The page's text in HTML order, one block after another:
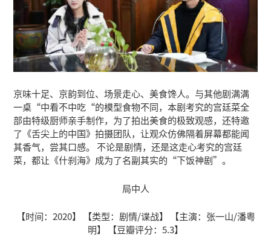
京味十足、京韵到位、场景走心、美食馋人。与其他剧满满
一桌“中看不中吃“的模型食物不同，本剧考究的宫廷菜全
部由特级厨师亲手制作，为了拍出美食的极致观感，还特邀
了《舌尖上的中国》拍摄团队，让观众仿佛隔着屏幕都能闻
其香气，尝其口感。 不论是剧情，还是这走心考究的宫廷
菜，都让《什刹海》成为了名副其实的“下饭神剧”。
局中人
【时间：2020】 【类型：剧情/谍战】 【主演：张一山/潘粤
明】 【豆瓣评分：5.3】